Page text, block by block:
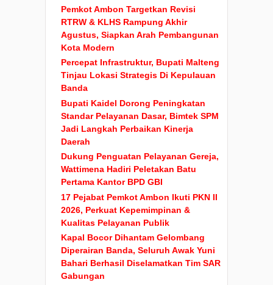
Pemkot Ambon Targetkan Revisi
RTRW & KLHS Rampung Akhir
Agustus, Siapkan Arah Pembangunan
Kota Modern
Percepat Infrastruktur, Bupati Malteng
Tinjau Lokasi Strategis Di Kepulauan
Banda
Bupati Kaidel Dorong Peningkatan
Standar Pelayanan Dasar, Bimtek SPM
Jadi Langkah Perbaikan Kinerja
Daerah
Dukung Penguatan Pelayanan Gereja,
Wattimena Hadiri Peletakan Batu
Pertama Kantor BPD GBI
17 Pejabat Pemkot Ambon Ikuti PKN II
2026, Perkuat Kepemimpinan &
Kualitas Pelayanan Publik
Kapal Bocor Dihantam Gelombang
Diperairan Banda, Seluruh Awak Yuni
Bahari Berhasil Diselamatkan Tim SAR
Gabungan